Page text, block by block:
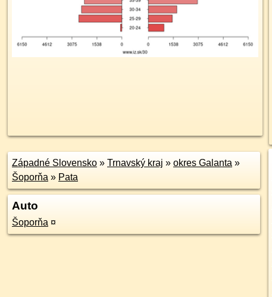
Západné Slovensko » Trnavský kraj » okres Galanta »
Šoporňa » Pata
Auto
Šoporňa ¤